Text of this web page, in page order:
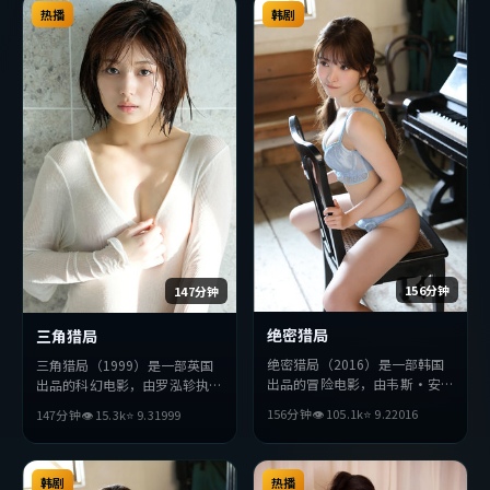
众完整观看。
看。
147分钟
热播
三角猎局
三角猎局（1999）是一部英国
出品的科幻电影，由罗泓轸执
梅、沈腾等主演。影片在叙事与
视听上力求突破，探讨人性与抉
择，节奏张弛有度，适合喜欢该
类型的观众完整观看。
147分钟👁15.3k⭐ 9.31999
156分钟
韩剧
绝密猎局
绝密猎局（2016）是一部韩国
出品的冒险电影，由韦斯·安
珀、吴京等主演。影片在叙事与
视听上力求突破，探讨人性与抉
择，节奏张弛有度，适合喜欢该
类型的观众完整观看。
156分钟👁105.1k⭐ 9.22016
韩剧 热播